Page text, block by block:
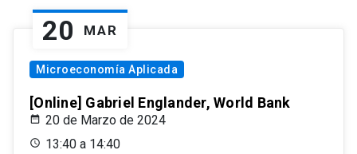
20 MAR
Microeconomía Aplicada
[Online] Gabriel Englander, World Bank
20 de Marzo de 2024
13:40 a 14:40